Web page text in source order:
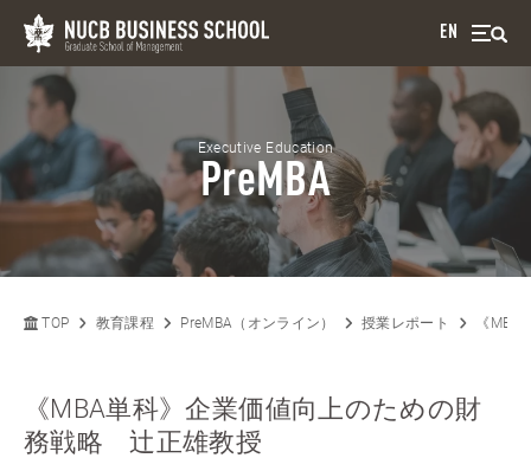
EN
Executive Education
PreMBA
TOP 教育課程 PreMBA（オンライン） 授業レポート 《
《MBA単科》企業価値向上のための財
務戦略 辻正雄教授